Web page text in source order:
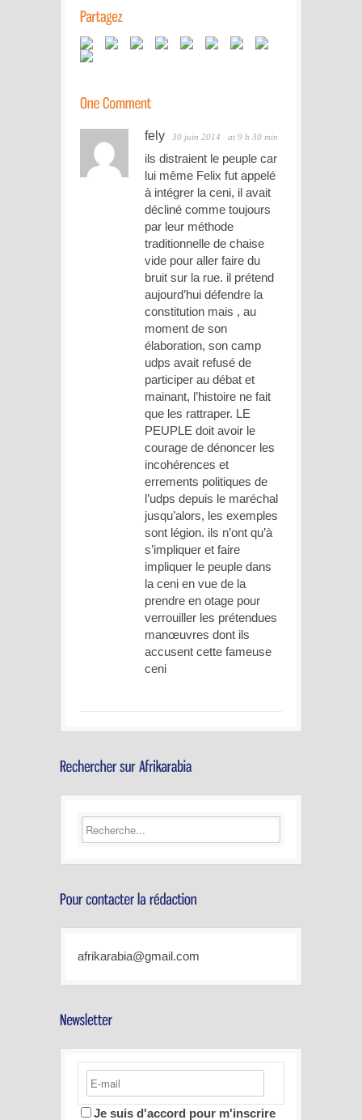
fely 30 juin 2014 at 9 h 30 min
ils distraient le peuple car
lui même Felix fut appelé
à intégrer la ceni, il avait
décliné comme toujours
par leur méthode
traditionnelle de chaise
vide pour aller faire du
bruit sur la rue. il prétend
aujourd’hui défendre la
constitution mais , au
moment de son
élaboration, son camp
udps avait refusé de
participer au débat et
mainant, l’histoire ne fait
que les rattraper. LE
PEUPLE doit avoir le
courage de dénoncer les
incohérences et
errements politiques de
l’udps depuis le maréchal
jusqu’alors, les exemples
sont légion. ils n’ont qu’à
s’impliquer et faire
impliquer le peuple dans
la ceni en vue de la
prendre en otage pour
verrouiller les prétendues
manœuvres dont ils
accusent cette fameuse
ceni
afrikarabia@gmail.com
Je suis d'accord pour m'inscrire